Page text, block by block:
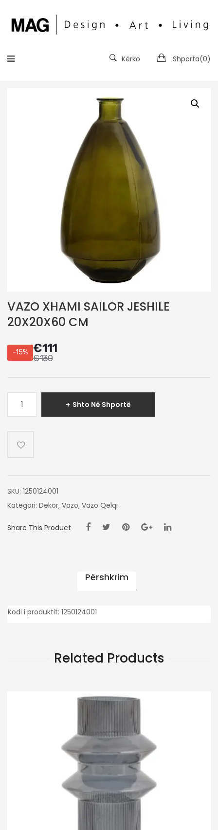
Shporta(0)
Kërko
VAZO XHAMI SAILOR JESHILE
20X20X60 CM
-15% €111
€130
VAZO
JESHILE
Shto Në Shportë
SKU: 1250124001
Kategori: Dekor, Vazo, Vazo Qelqi
Share This Product
Përshkrim
Kodi i produktit: 1250124001
Related Products